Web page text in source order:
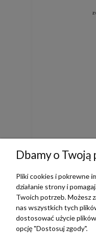
zebranych i
Dbamy o Twoją
Pliki cookies i pokrewne
działanie strony i
Twoich potrzeb. Możesz
nas wszystkich tych
dostosować użycie
opcję "Dostosuj zgody".